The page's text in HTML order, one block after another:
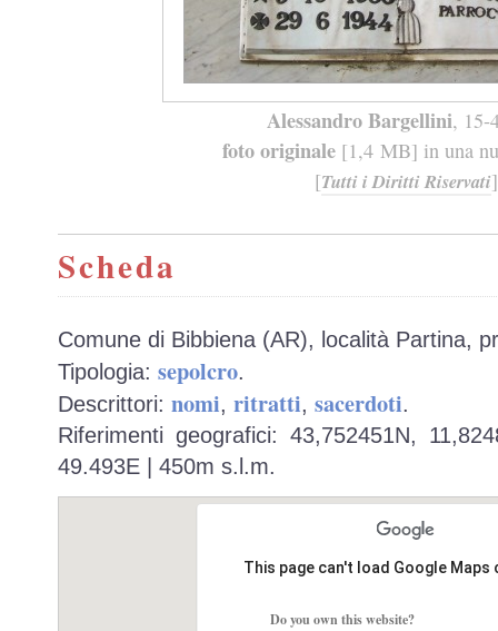
Alessandro Bargellini, 15-
foto originale[1,4 MB] in una
[Tutti i Diritti Riservati]
Scheda
Comune di Bibbiena (AR), località Partina,
Tipologia: sepolcro.
Descrittori: nomi, ritratti, sacerdoti.
Riferimenti geografici: 43,752451N,
49.493E | 450m s.l.m.
This page can't load Google
Do you own this website?